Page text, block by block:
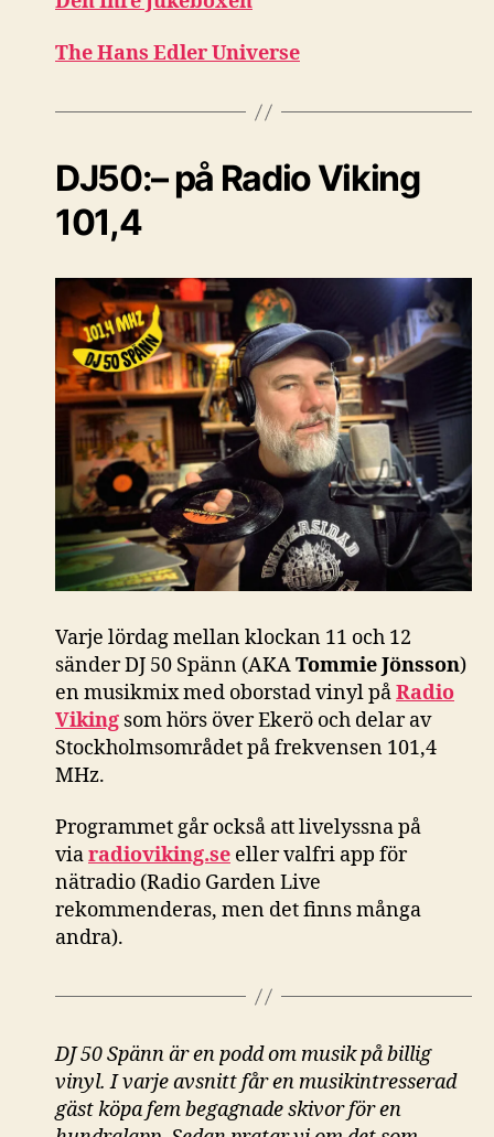
The Hans Edler Universe
DJ50:– på Radio Viking
101,4
Varje lördag mellan klockan 11 och 12
sänder DJ 50 Spänn (AKATommie Jönsson)
en musikmix med oborstad vinyl påRadio
Viking som hörs över Ekerö och delar av
Stockholmsområdet på frekvensen 101,4
MHz.
Programmet går också att livelyssna på
viaradioviking.se eller valfri app för
nätradio (Radio Garden Live
rekommenderas, men det finns många
andra).
DJ 50 Spänn är en podd om musik på billig
vinyl. I varje avsnitt får en musikintresserad
gäst köpa fem begagnade skivor för en